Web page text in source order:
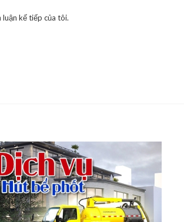
kế tiếp của tôi.